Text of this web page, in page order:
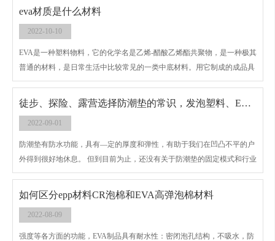
保、抗撞力强等诸多优点，亦具有很好的抗化学性能。广泛应用于汽车坐
金灯饰、工艺品、玻璃、陶瓷、家电、喷涂、家俱家私、酒类及树脂等易
碎礼品包装、五金制品、玩具、瓜果、皮鞋的内包装、日用品等多种产品
的包装，以及快递包装。珍珠棉应用广泛，但是同时也是易燃物品。所以
eva材质是什么材料
2022-10-10
EVA是一种塑料物料，它的化学名是乙烯-醋酸乙烯酯共聚物，是一种极其
普通的材料，是日常生活中比较常见的一类中底材料。用它制成的成品具
有柔软性好、防震、防滑、抗压力性强，如我们常见的拖鞋、棉鞋、手机
保护套等。
徒步、探险、露营选择防潮垫的常识，发泡塑料、EVA、XPE的差别
2022-09-01
防潮垫有防水功能，具有—定的厚度和弹性，有助于我们在凹凸不平的户
外得到很好地休息。 但到目前为止，还没有关于防潮垫的固定模式和行业
标准。 —般来讲，凡是能在野外宿营时起到防潮隔凉作用的或人造制品，
都可以当做防潮垫的材料。但是，轻便和易于携带应该是同样重要的指
如何区分epp材料CR泡棉和EVA高弹泡棉材料
2022-08-09
强度等各方面的功能，EVA制品具有耐水性：密闭泡孔结构，不吸水，防